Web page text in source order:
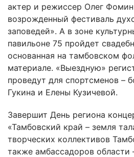
актер и режиссер Олег Фомин
возрожденный фестиваль
заповедей». А в зоне
павильоне 75 пройдет
основанная на тамбовском
материале. «Выездную»
проведут для спортсменов –
Гукина и Елены Кузичевой.
Завершит День региона
«Тамбовский край – земля
творческих коллективов
также амбассадоров области